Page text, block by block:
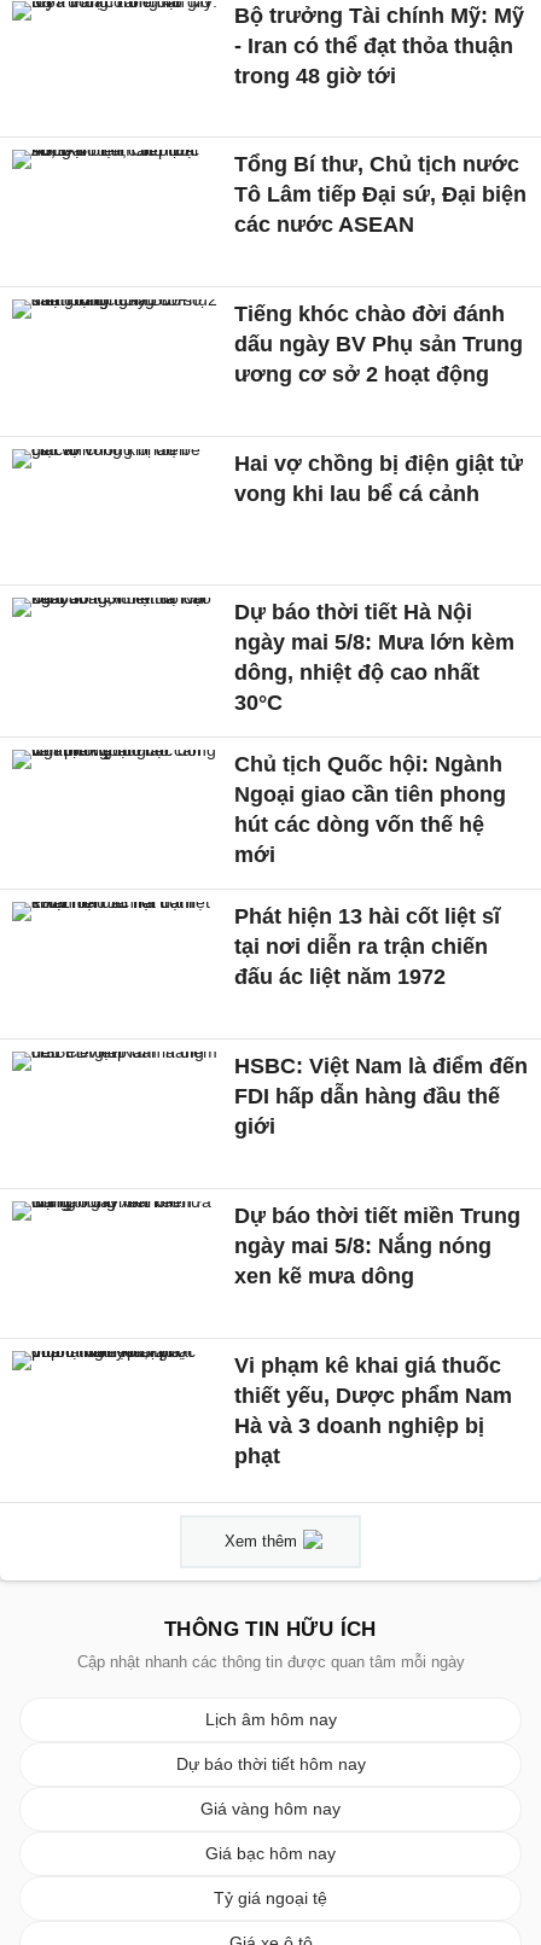
Bộ trưởng Tài chính Mỹ: Mỹ
- Iran có thể đạt thỏa thuận
trong 48 giờ tới
Tổng Bí thư, Chủ tịch nước
Tô Lâm tiếp Đại sứ, Đại biện
các nước ASEAN
Tiếng khóc chào đời đánh
dấu ngày BV Phụ sản Trung
ương cơ sở 2 hoạt động
Hai vợ chồng bị điện giật tử
vong khi lau bể cá cảnh
Dự báo thời tiết Hà Nội
ngày mai 5/8: Mưa lớn kèm
dông, nhiệt độ cao nhất
30°C
Chủ tịch Quốc hội: Ngành
Ngoại giao cần tiên phong
hút các dòng vốn thế hệ
mới
Phát hiện 13 hài cốt liệt sĩ
tại nơi diễn ra trận chiến
đấu ác liệt năm 1972
HSBC: Việt Nam là điểm đến
FDI hấp dẫn hàng đầu thế
giới
Dự báo thời tiết miền Trung
ngày mai 5/8: Nắng nóng
xen kẽ mưa dông
Vi phạm kê khai giá thuốc
thiết yếu, Dược phẩm Nam
Hà và 3 doanh nghiệp bị
phạt
Xem thêm
THÔNG TIN HỮU ÍCH
Cập nhật nhanh các thông tin được quan tâm mỗi ngày
Lịch âm hôm nay
Dự báo thời tiết hôm nay
Giá vàng hôm nay
Giá bạc hôm nay
Tỷ giá ngoại tệ